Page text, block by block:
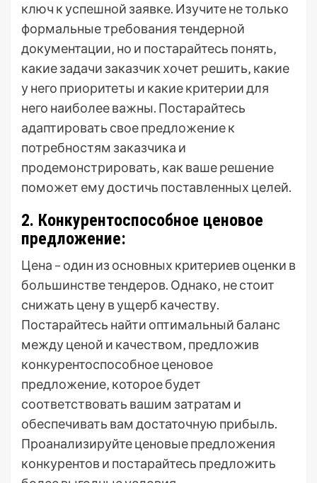
ключ к успешной заявке. Изучите не только
формальные требования тендерной
документации‚ но и постарайтесь понять‚
какие задачи заказчик хочет решить‚ какие
у него приоритеты и какие критерии для
него наиболее важны. Постарайтесь
адаптировать свое предложение к
потребностям заказчика и
продемонстрировать‚ как ваше решение
поможет ему достичь поставленных целей.
2. Конкурентоспособное ценовое
предложение:
Цена – один из основных критериев оценки в
большинстве тендеров. Однако‚ не стоит
снижать цену в ущерб качеству.
Постарайтесь найти оптимальный баланс
между ценой и качеством‚ предложив
конкурентоспособное ценовое
предложение‚ которое будет
соответствовать вашим затратам и
обеспечивать вам достаточную прибыль.
Проанализируйте ценовые предложения
конкурентов и постарайтесь предложить